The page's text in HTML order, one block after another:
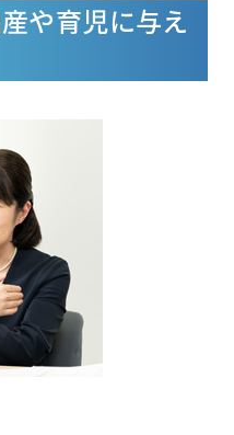
や育児に与え